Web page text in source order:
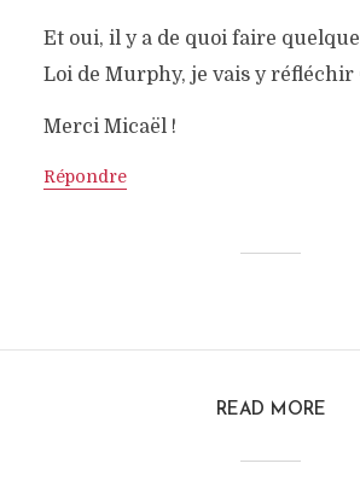
Et oui, il y a de quoi faire
Loi de Murphy, je vais y réfléchir
Merci Micaël !
Répondre
READ MORE